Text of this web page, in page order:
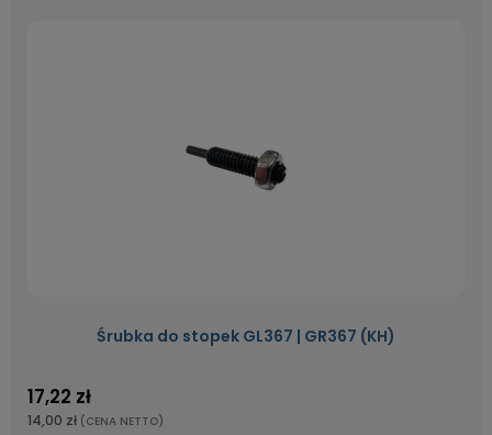
Śrubka do stopek GL367 | GR367 (KH)
17,22 zł
14,00 zł (CENA NETTO)